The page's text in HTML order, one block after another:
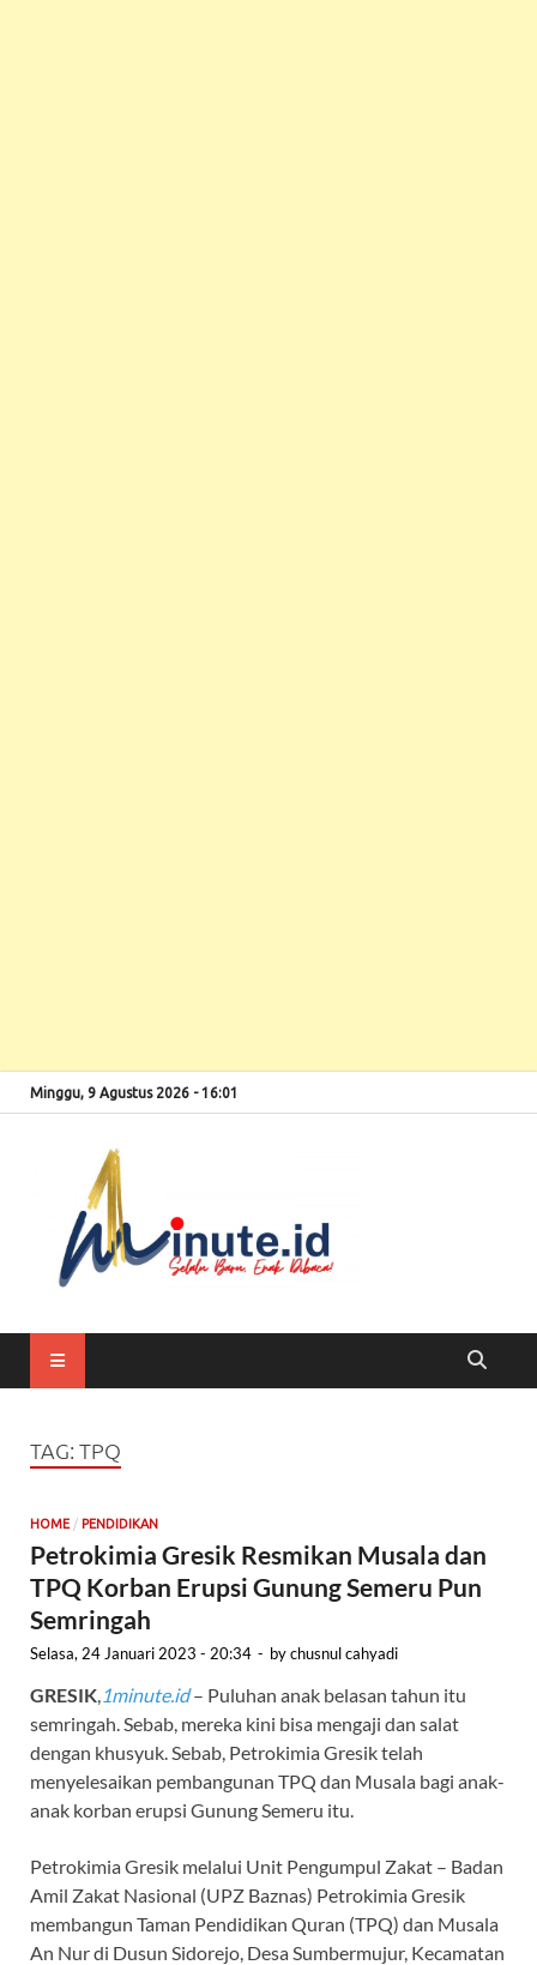
Minggu, 9 Agustus 2026 - 16:01
TAG: TPQ
HOME / PENDIDIKAN
Petrokimia Gresik Resmikan Musala dan
TPQ Korban Erupsi Gunung Semeru Pun
Semringah
Selasa, 24 Januari 2023 - 20:34 - bychusnul cahyadi
GRESIK 1minute.id– Puluhan anak belasan tahun itu
semringah. Sebab, mereka kini bisa mengaji dan salat
dengan khusyuk. Sebab, Petrokimia Gresik telah
menyelesaikan pembangunan TPQ dan Musala bagi anak-
anak korban erupsi Gunung Semeru itu.
Petrokimia Gresik melalui Unit Pengumpul Zakat – Badan
Amil Zakat Nasional (UPZ Baznas) Petrokimia Gresik
membangun Taman Pendidikan Quran (TPQ) dan Musala
An Nur di Dusun Sidorejo, Desa Sumbermujur, Kecamatan